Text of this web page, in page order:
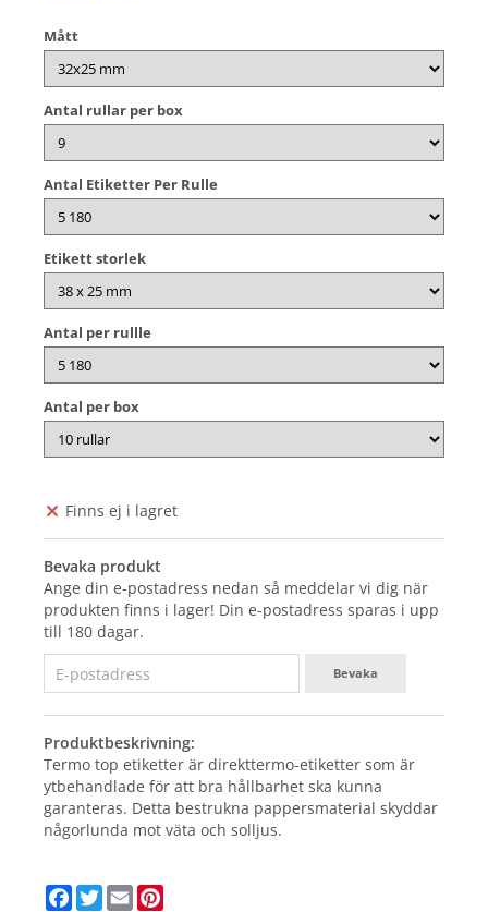
Mått
Antal rullar per box
Antal Etiketter Per Rulle
Etikett storlek
Antal per rullle
Antal per box
Finns ej i lagret
Bevaka produkt
Ange din e-postadress nedan så meddelar vi dig när
produkten finns i lager! Din e-postadress sparas i upp
till 180 dagar.
Bevaka
Produktbeskrivning:
Termo top etiketter är direkttermo-etiketter som är
ytbehandlade för att bra hållbarhet ska kunna
garanteras. Detta bestrukna pappersmaterial skyddar
någorlunda mot väta och solljus.
Facebook
Twitter
Email